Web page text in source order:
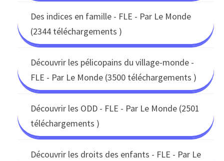
Des indices en famille - FLE - Par Le Monde
(2344 téléchargements )
Découvrir les pélicopains du village-monde -
FLE - Par Le Monde (3500 téléchargements )
Découvrir les ODD - FLE - Par Le Monde (2501
téléchargements )
Découvrir les droits des enfants - FLE - Par Le